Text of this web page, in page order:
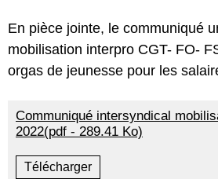
En pièce jointe, le communiqué
mobilisation interpro CGT- FO-
orgas de jeunesse pour les
Communiqué intersyndical
2022(pdf - 289.41 Ko)
Télécharger